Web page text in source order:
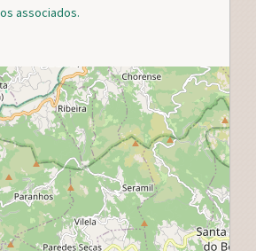
associados.